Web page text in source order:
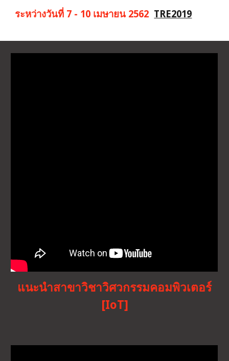
ระหว่างวันที่ 7 - 10 เมษายน 2562 TRE2019
แนะนำสาขาวิชาวิศวกรรมคอมพิวเตอร์
[IoT]